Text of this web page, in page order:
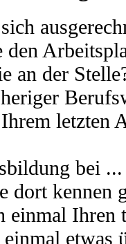
an der
letzten
bei
dort kennen
einmal Ihren
etwas